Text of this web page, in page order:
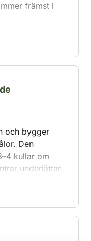
främst i
och bygger
Den
kullar om
underlättar
Finland.